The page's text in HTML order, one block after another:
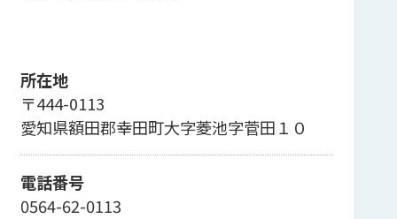
所在地
〒444-0113
愛知県額田郡幸田町大字菱池字菅田１０
電話番号
0564-62-0113